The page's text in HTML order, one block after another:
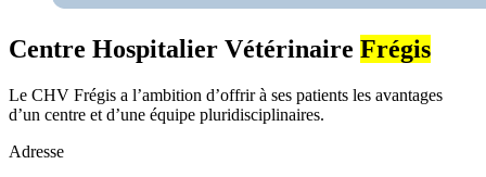
Centre Hospitalier Vétérinaire Frégis
Le CHV Frégis a l’ambition d’offrir à ses patients les avantages
d’un centre et d’une équipe pluridisciplinaires.
Adresse